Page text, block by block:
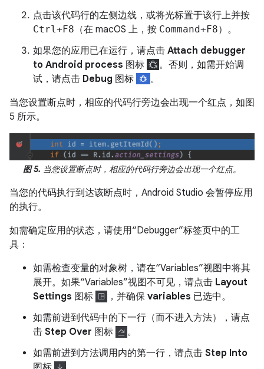
点击该代码行的左侧边线，或将光标置于该行上并按
Ctrl+F8 （在 macOS 上，按 Command+F8）。
如果您的应用已在运行，请点击 Attach debugger
to Android process 图标
。否则，如需开始调
试，请点击 Debug 图标
。
当您设置断点时，相应的代码行旁边会出现一个红点，如图
5 所示。
图 5. 当您设置断点时，相应的代码行旁边会出现一个红点。
当您的代码执行到达该断点时，Android Studio 会暂停应用
的执行。
如需确定应用的状态，请使用“Debugger”标签页中的工
具：
如需检查变量的对象树，请在“Variables”视图中将其
展开。如果“Variables”视图不可见，请点击 Layout
Settings 图标 ，并确保 variables 已选中。
如需前进到代码中的下一行（而不进入方法），请点
击 Step Over 图标
。
如需前进到方法调用内的第一行，请点击 Step Into